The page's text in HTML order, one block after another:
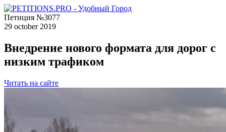
Петиция №3077
29 october 2019
Внедрение нового формата для дорог с
низким трафиком
Читать на сайте